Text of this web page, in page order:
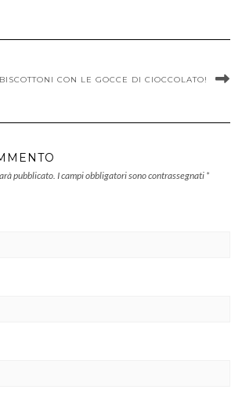
BISCOTTONI CON LE GOCCE DI CIOCCOLATO!
pubblicato. I campi obbligatori sono contrassegnati *